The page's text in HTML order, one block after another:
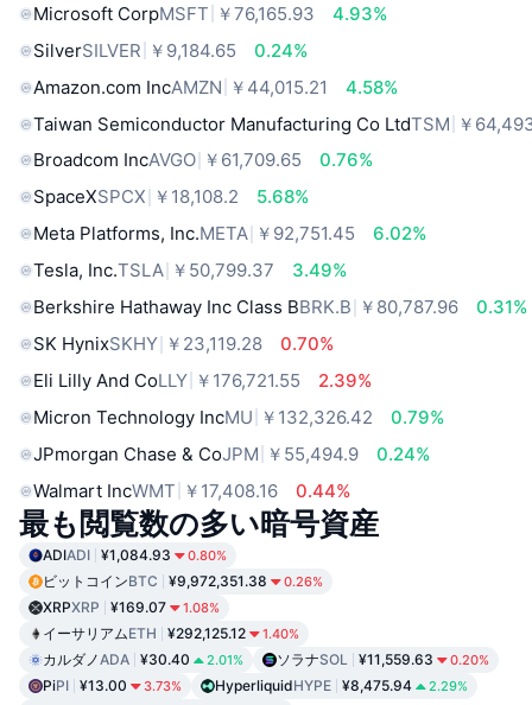
Microsoft CorpMSFT ￥76,165.93
4.93%
SilverSILVER ￥9,184.65
0.24%
Amazon.com IncAMZN ￥44,015.21
4.58%
Taiwan Semiconductor Manufacturing Co LtdTSM ￥
Broadcom IncAVGO ￥61,709.65
0.76%
SpaceXSPCX ￥18,108.2
5.68%
Meta Platforms, Inc.META ￥92,751.45
6.02%
Tesla, Inc.TSLA ￥50,799.37
3.49%
Berkshire Hathaway Inc Class BBRK.B ￥80,787.96
0.31%
SK HynixSKHY ￥23,119.28
0.70%
Eli Lilly And CoLLY ￥176,721.55
2.39%
Micron Technology IncMU ￥132,326.42
0.79%
JPmorgan Chase & CoJPM ￥55,494.9
0.24%
Walmart IncWMT ￥17,408.16 0.44%
最も閲覧数の多い暗号資産
ADIADI ¥1,084.93 0.80%
ビットコインBTC ¥9,972,351.38 0.26%
XRPXRP ¥169.07 1.08%
イーサリアムETH ¥292,125.12 1.40%
カルダノADA ¥30.40 2.01% ソラナSOL ¥11,559.63 0.20%
PiPI ¥13.00 3.73% HyperliquidHYPE ¥8,475.94 2.29%